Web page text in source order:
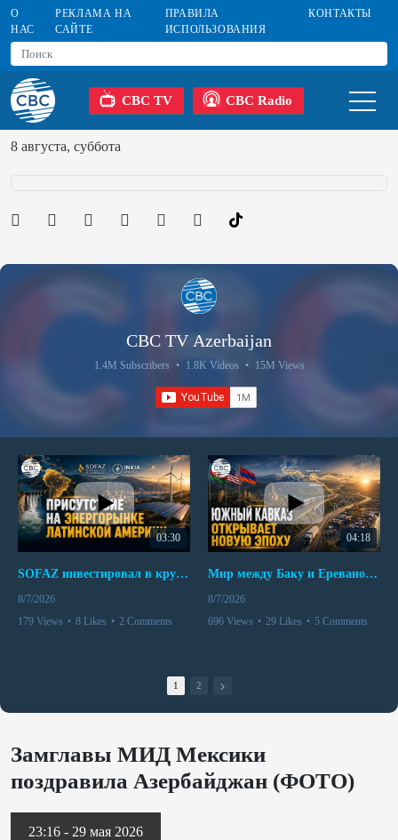
О
НАС
РЕКЛАМА НА
САЙТЕ
ПРАВИЛА
ИСПОЛЬЗОВАНИЯ
КОНТАКТЫ
CBC TV CBC Radio
8 августа, суббота
CBC TV Azerbaijan
1.4M Subscribers • 1.8K Videos • 15M Views
03:30
SOFAZ инвестировал в крупнейшего независимого производителя электроэнергии Перу
8/7/2026
179 Views • 8 Likes • 2 Comments
04:18
Мир между Баку и Ереваном запускает крупные логистические проекты
8/7/2026
696 Views • 29 Likes • 5 Comments
1 2
Замглавы МИД Мексики
поздравила Азербайджан (ФОТО)
23:16 - 29 мая 2026